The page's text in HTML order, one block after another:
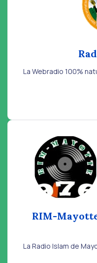
La Webradio 100%
RIM-
La Radio Islam de